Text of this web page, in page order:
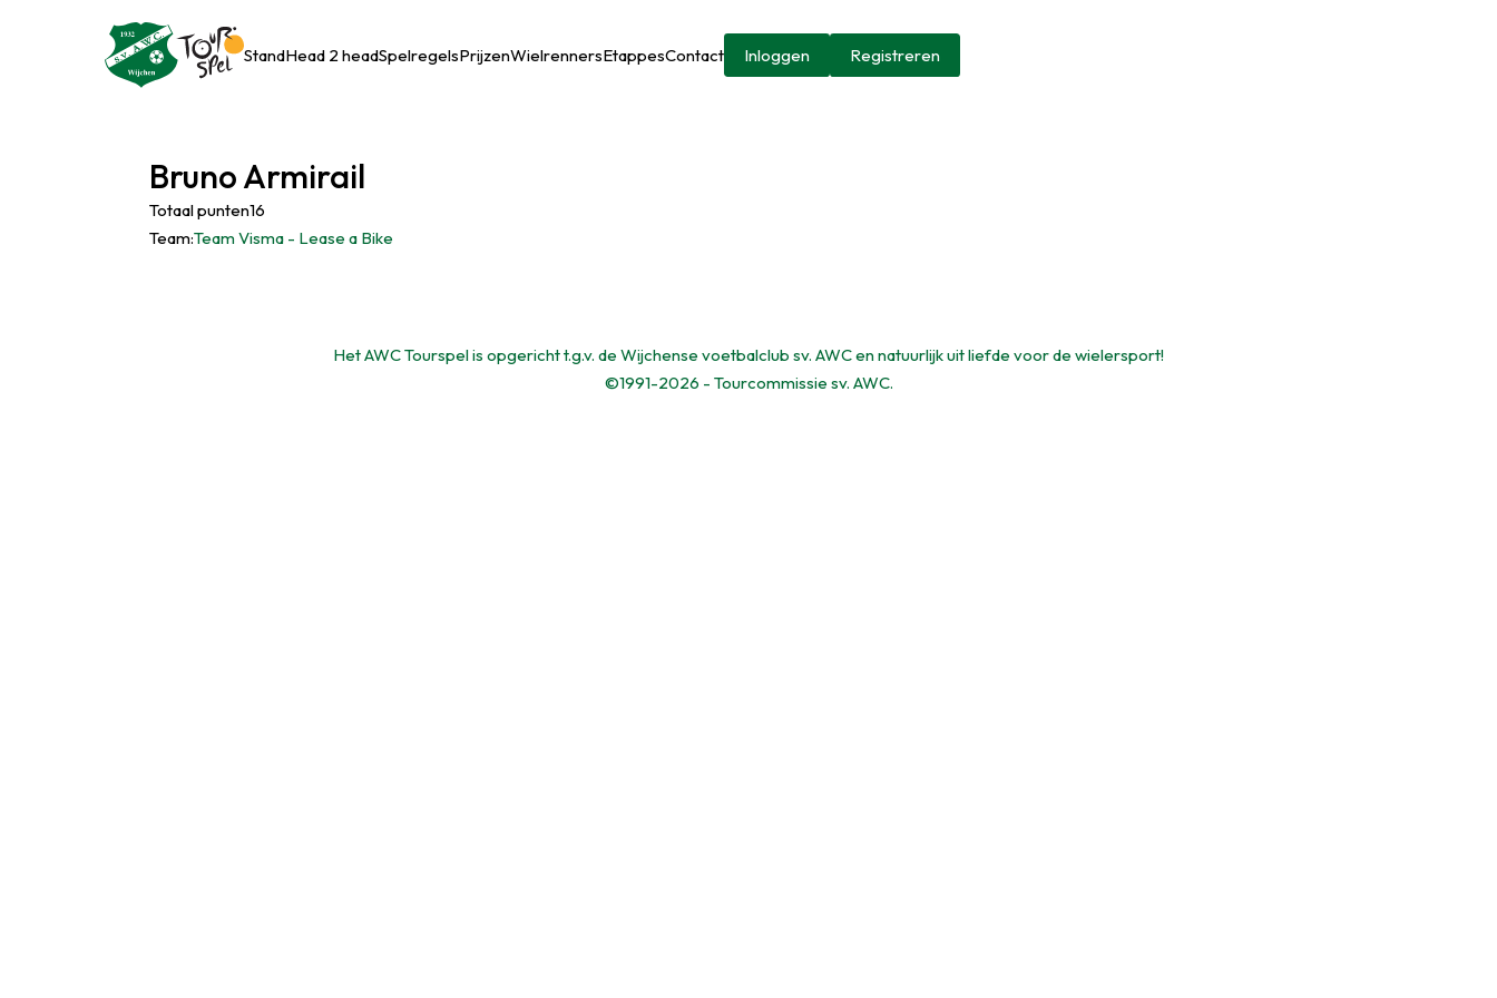
StandHead 2 headSpelregelsPrijzenWielrennersEtappesContact Inloggen Registreren
Bruno Armirail
Totaal punten16
Team:Team Visma - Lease a Bike
Het AWC Tourspel is opgericht t.g.v. de Wijchense voetbalclub sv. AWC en natuurlijk uit liefde voor de wielersport!
©1991-2026 - Tourcommissie sv. AWC.